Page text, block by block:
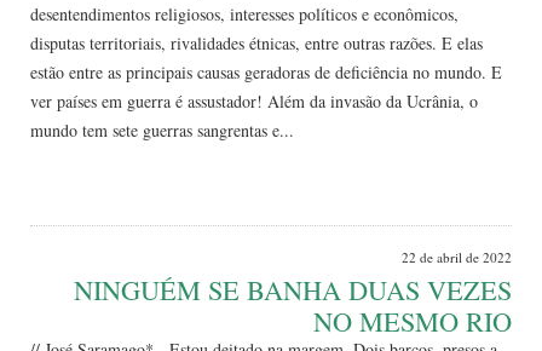
desentendimentos religiosos, interesses políticos e econômicos,
disputas territoriais, rivalidades étnicas, entre outras razões. E elas
estão entre as principais causas geradoras de deficiência no mundo. E
ver países em guerra é assustador! Além da invasão da Ucrânia, o
mundo tem sete guerras sangrentas e...
22 de abril de 2022
NINGUÉM SE BANHA DUAS VEZES
NO MESMO RIO